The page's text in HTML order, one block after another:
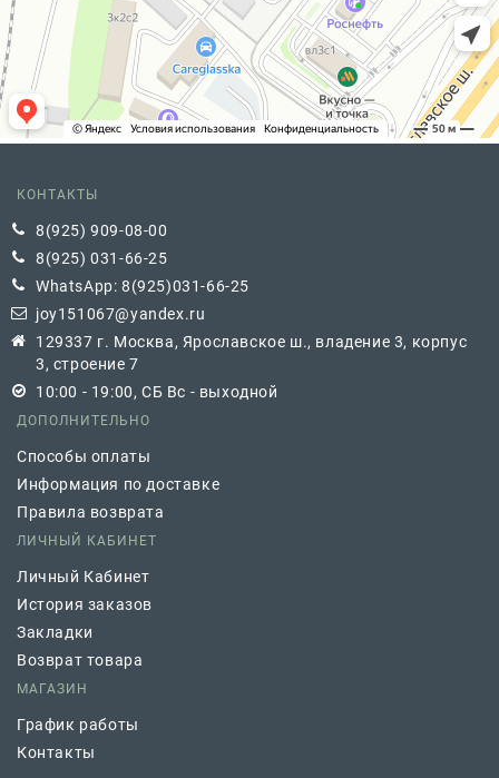
КОНТАКТЫ
8(925) 909-08-00
8(925) 031-66-25
WhatsApp: 8(925)031-66-25
joy151067@yandex.ru
129337 г. Москва, Ярославское ш., владение 3, корпус
3, строение 7
10:00 - 19:00, СБ Вс - выходной
ДОПОЛНИТЕЛЬНО
Способы оплаты
Информация по доставке
Правила возврата
ЛИЧНЫЙ КАБИНЕТ
Личный Кабинет
История заказов
Закладки
Возврат товара
МАГАЗИН
График работы
Контакты